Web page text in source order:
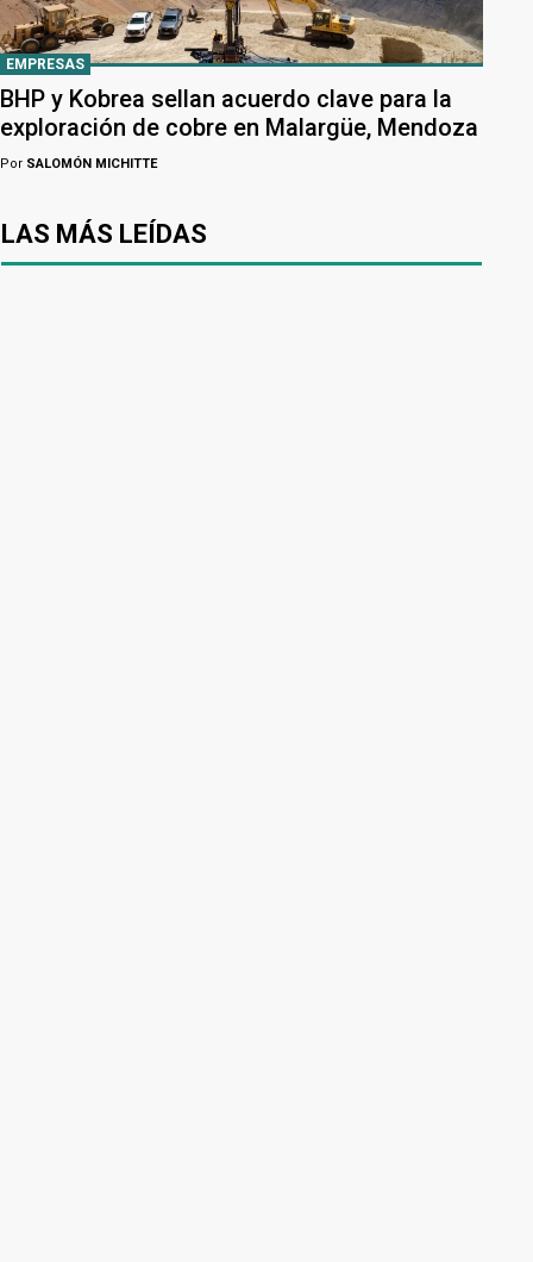
EMPRESAS
BHP y Kobrea sellan acuerdo clave para la
exploración de cobre en Malargüe, Mendoza
Por SALOMÓN MICHITTE
LAS MÁS LEÍDAS